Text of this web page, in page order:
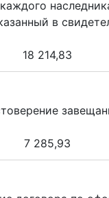
в
18 214,83
7 285,93